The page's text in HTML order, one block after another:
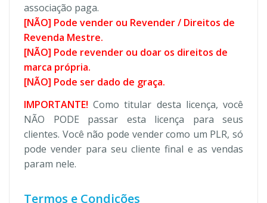
associação paga.
[NÃO] Pode vender ou Revender / Direitos de
Revenda Mestre.
[NÃO] Pode revender ou doar os direitos de
marca própria.
[NÃO] Pode ser dado de graça.
IMPORTANTE! Como titular desta licença, você
NÃO PODE passar esta licença para seus
clientes. Você não pode vender como um PLR, só
pode vender para seu cliente final e as vendas
param nele.
Termos e Condições